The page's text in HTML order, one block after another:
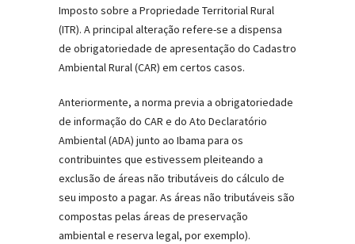
Imposto sobre a Propriedade Territorial Rural
(ITR). A principal alteração refere-se a dispensa
de obrigatoriedade de apresentação do Cadastro
Ambiental Rural (CAR) em certos casos.
Anteriormente, a norma previa a obrigatoriedade
de informação do CAR e do Ato Declaratório
Ambiental (ADA) junto ao Ibama para os
contribuintes que estivessem pleiteando a
exclusão de áreas não tributáveis do cálculo de
seu imposto a pagar. As áreas não tributáveis são
compostas pelas áreas de preservação
ambiental e reserva legal, por exemplo).